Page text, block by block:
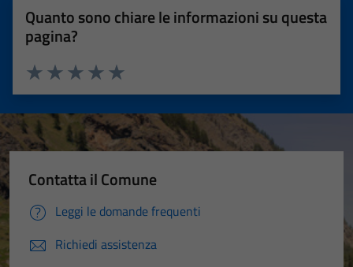
Quanto sono chiare le informazioni su questa
pagina?
Valuta 5 stelle su 5
Valuta 4 stelle su 5
Valuta 3 stelle su 5
Valuta 2 stelle su 5
Valuta 1 stelle su 5
Contatta il Comune
Leggi le domande frequenti
Richiedi assistenza